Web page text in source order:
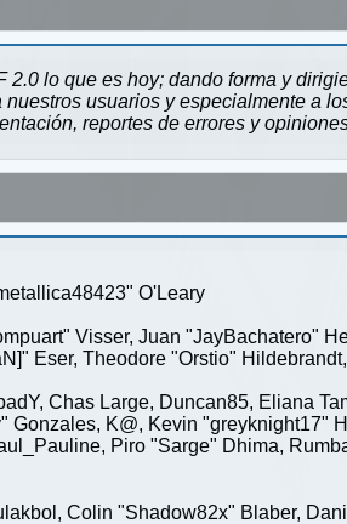
lo que es hoy; dando forma y
usuarios y especialmente a
reportes de errores y
O'Leary
Visser, Juan "JayBachatero"
Eser, Theodore "Orstio"
Chas Large, Duncan85, Eliana
K@, Kevin "greyknight17"
Piro "Sarge" Dhima,
Colin "Shadow82x" Blaber,